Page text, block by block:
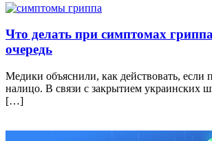
Что делать при симптомах
очередь
Медики объяснили, как действовать, если
налицо. В связи с закрытием украинских
[…]